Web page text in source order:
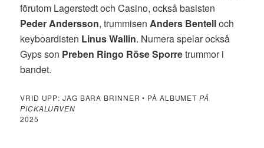
förutom Lagerstedt och Casino, också basisten
Peder Andersson, trummisen Anders Bentelloch
keyboardisten Linus Wallin. Numera spelar också
Gyps son Preben Ringo Röse Sporretrummor i
bandet.
VRID UPP: JAG BARA BRINNER • PÅ ALBUMETPÅ
PICKALURVEN
2025